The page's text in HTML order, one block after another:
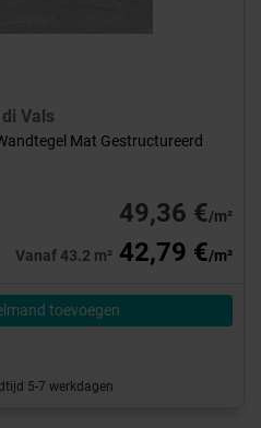
Vals
Mat Gestructureerd
49,36 €/m²
Vanaf 43.2 m² 42,79 €/m²
toevoegen
5-7 werkdagen